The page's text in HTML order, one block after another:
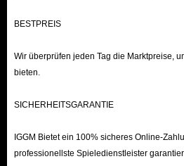
BESTPREIS
Wir überprüfen jeden Tag die Marktpreise,
bieten.
SICHERHEITSGARANTIE
IGGM Bietet ein 100% sicheres Online-
professionellste Spieledienstleister